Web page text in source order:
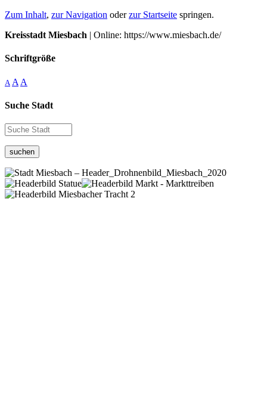
Zum Inhalt, zur Navigation oderzur Startseite springen.
Kreisstadt Miesbach | Online: https://www.miesbach.de/
Schriftgröße
A A A
Suche Stadt
suchen